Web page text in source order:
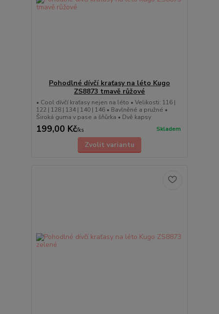
Pohodlné dívčí kraťasy na léto Kugo
ZS8873 tmavě růžové
• Cool dívčí kraťasy nejen na léto • Velikosti: 116 |
122 | 128 | 134 | 140 | 146 • Bavlněné a pružné •
Široká guma v pase a šňůrka • Dvě kapsy
199,00 Kč/ks Skladem
Zvolit variantu